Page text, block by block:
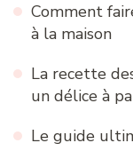
Comment
à la maison
La recette
un délice à
Le guide